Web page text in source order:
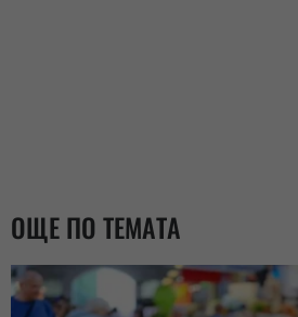
ОЩЕ ПО ТЕМАТА